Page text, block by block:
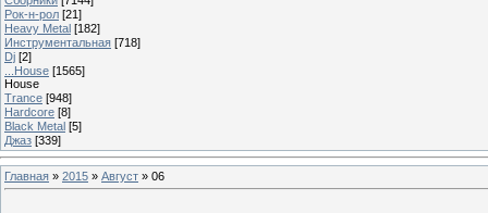
Рок-н-рол [21]
Heavy Metal [182]
Инструментальная [718]
Dj [2]
...House [1565]
House
Trance [948]
Hardcore [8]
Black Metal [5]
Джаз [339]
Главная » 2015 » Август » 06